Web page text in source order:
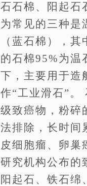
石石棉、阳起石
为常见的三种是
（蓝石棉），
的石棉95%为温
下，主要用于造
作“工业滑石”。
级致癌物，粉碎
法排除，长时间
皮细胞瘤、卵巢
研究机构公布的
阳起石、铁石